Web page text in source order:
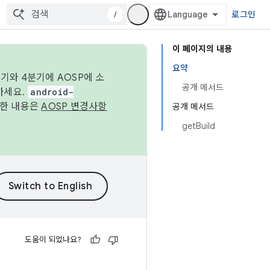
/ 로그인
이 페이지의 내용
요약
공개 메서드
공개 메서드
getBuild
와 4분기에 AOSP에 소
세요. android-
내용은AOSP 변경사항
도움이 되었나요?